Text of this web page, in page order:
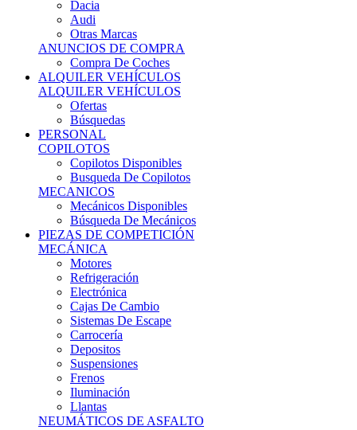
Dacia
Audi
Otras Marcas
ANUNCIOS DE COMPRA
Compra De Coches
ALQUILER VEHÍCULOS
ALQUILER VEHÍCULOS
Ofertas
Búsquedas
PERSONAL
COPILOTOS
Copilotos Disponibles
Busqueda De Copilotos
MECANICOS
Mecánicos Disponibles
Búsqueda De Mecánicos
PIEZAS DE COMPETICIÓN
MECÁNICA
Motores
Refrigeración
Electrónica
Cajas De Cambio
Sistemas De Escape
Carrocería
Depositos
Suspensiones
Frenos
Iluminación
Llantas
NEUMÁTICOS DE ASFALTO